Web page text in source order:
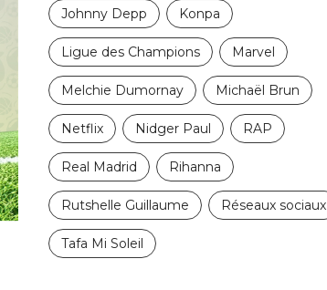
Johnny Depp Konpa
Ligue des Champions Marvel
Melchie Dumornay Michaël Brun
Netflix Nidger Paul RAP
Real Madrid Rihanna
Rutshelle Guillaume Réseaux sociaux
Tafa Mi Soleil